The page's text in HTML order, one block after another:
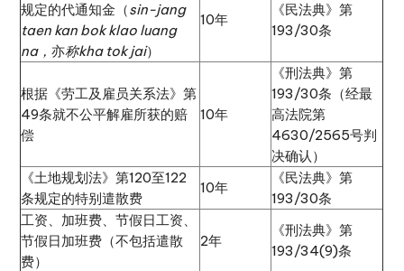
规定的代通知金（sin-jang
taen kan bok klao luang
na，亦称kha tok jai）
10年
《民法典》第
193/30条
根据《劳工及雇员关系法》第
49条就不公平解雇所获的赔
偿
10年
《刑法典》第
193/30条（经最
高法院第
4630/2565号判
决确认）
《土地规划法》第120至122
条规定的特别遣散费
10年
《民法典》第
193/30条
工资、加班费、节假日工资、
节假日加班费（不包括遣散
费）
2年
《刑法典》第
193/34(9)条